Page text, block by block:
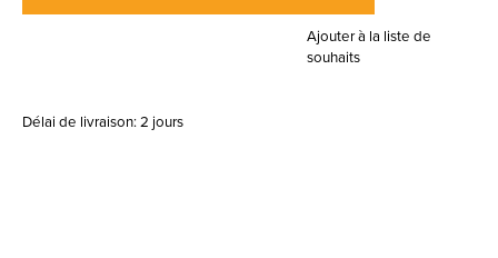
Ajouter à la liste de
souhaits
Délai de livraison: 2 jours